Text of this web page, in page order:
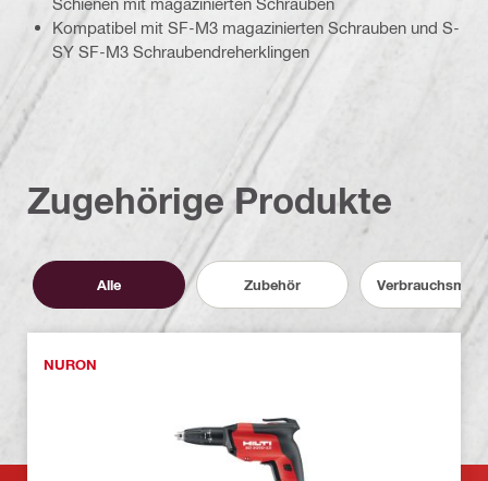
Kompatibel mit SF‑M3 magazinierten Schrauben und S-
SY SF‑M3 Schraubendreherklingen
Zugehörige Produkte
Alle Zubehör
NURON